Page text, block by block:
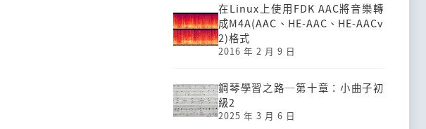
在Linux上使用FDK AAC將音樂轉
成M4A(AAC、HE-AAC、HE-AACv
2)格式
2016 年 2 月 9 日
鋼琴學習之路─第十章：小曲子初
級2
2025 年 3 月 6 日